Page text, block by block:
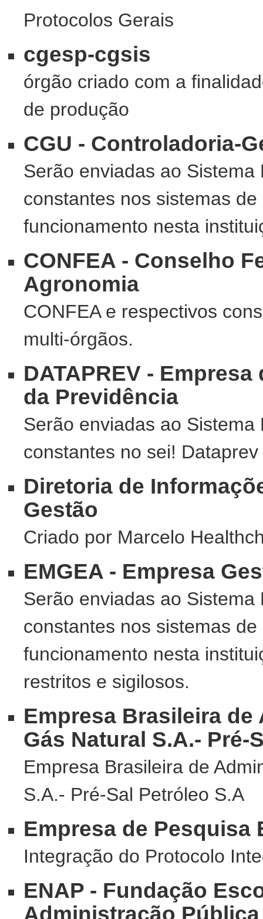
Protocolos Gerais
cgesp-cgsis
órgão criado com a
de produção
CGU - Controladoria-
Serão enviadas ao
constantes nos sistemas
funcionamento nesta
CONFEA - Conselho
Agronomia
CONFEA e respectivos
multi-órgãos.
DATAPREV -
da Previdência
Serão enviadas ao
constantes no sei! Dataprev
Diretoria de
Gestão
Criado por Marcelo
EMGEA - Empresa
Serão enviadas ao
constantes nos sistemas
funcionamento nesta
restritos e sigilosos.
Empresa Brasileira
Gás Natural S.A.- Pré-
Empresa Brasileira de
S.A.- Pré-Sal Petróleo S.A
Empresa de Pesquisa
Integração do Protocolo
ENAP - Fundação
Administração Pública